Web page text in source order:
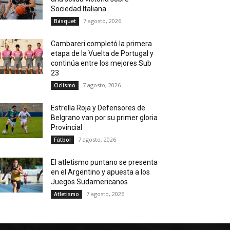
Sociedad Italiana
Básquet 7 agosto, 2026
Cambareri completó la primera
etapa de la Vuelta de Portugal y
continúa entre los mejores Sub
23
Ciclismo 7 agosto, 2026
Estrella Roja y Defensores de
Belgrano van por su primer gloria
Provincial
Fútbol 7 agosto, 2026
El atletismo puntano se presenta
en el Argentino y apuesta a los
Juegos Sudamericanos
Atletismo 7 agosto, 2026